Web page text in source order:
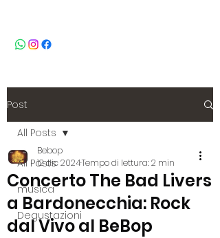
Post
All Posts
musica
Degustazioni
All Posts
Concerto The Bad Livers
a Bardonecchia: Rock
dal Vivo al BeBop
Bebop
12 dic 2024Tempo di lettura: 2 min